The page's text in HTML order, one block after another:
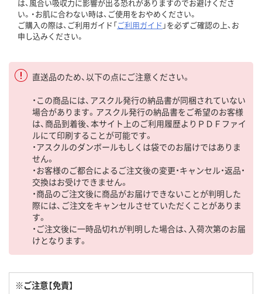
は、風合い吸収力に影響が出る恐れがありますのでお避けくださ
い。・お肌に合わない時は、ご使用をおやめください。
ご購入の際は、ご利用ガイド「ご利用ガイド 」を必ずご確認の上、お
申し込みください。
直送品のため、以下の点にご注意ください。
・この商品には、アスクル発行の納品書が同梱されていない
場合があります。アスクル発行の納品書をご希望のお客様
は、商品到着後、本サイト上のご利用履歴よりＰＤＦファイ
ルにて印刷することが可能です。
・アスクルのダンボールもしくは袋でのお届けではありま
せん。
・お客様のご都合によるご注文後の変更・キャンセル・返品・
交換はお受けできません。
・商品のご注文後に商品がお届けできないことが判明した
際には、ご注文をキャンセルさせていただくことがありま
す。
・ご注文後に一時品切れが判明した場合は、入荷次第のお届
けとなります。
※ご注意【免責】